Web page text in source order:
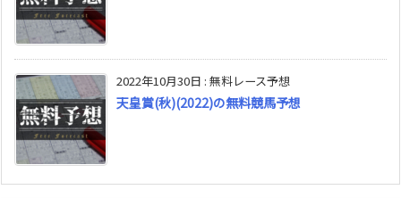
2022年10月30日 : 無料レース予想
天皇賞(秋)(2022)の無料競馬予想